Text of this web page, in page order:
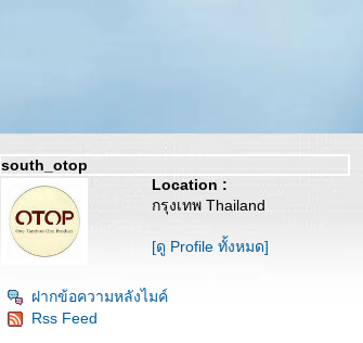
south_otop
Location :
กรุงเทพ Thailand
[ดู Profile ทั้งหมด]
ฝากข้อความหลังไมค์
Rss Feed